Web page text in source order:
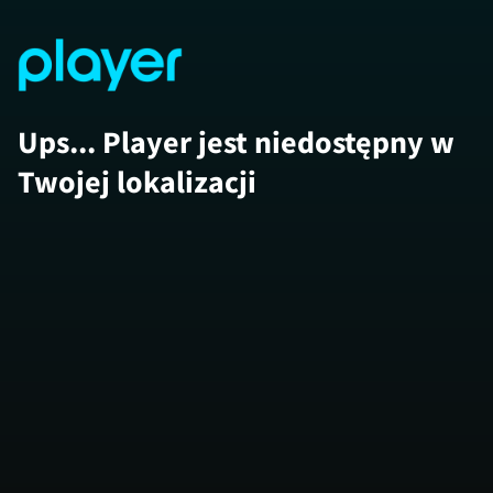
Ups... Player jest niedostępny w
Twojej lokalizacji